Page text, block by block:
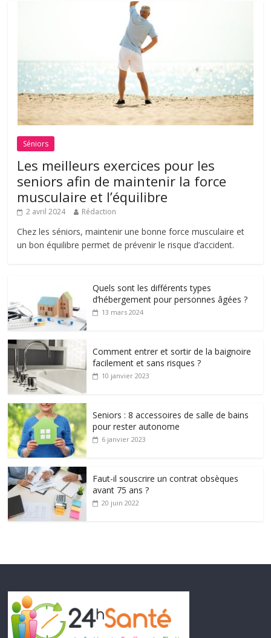
Séniors
Les meilleurs exercices pour les
seniors afin de maintenir la force
musculaire et l’équilibre
2 avril 2024 Rédaction
Chez les séniors, maintenir une bonne force musculaire et
un bon équilibre permet de prévenir le risque d’accident.
Quels sont les différents types
d’hébergement pour personnes âgées ?
13 mars 2024
Comment entrer et sortir de la baignoire
facilement et sans risques ?
10 janvier 2023
Seniors : 8 accessoires de salle de bains
pour rester autonome
6 janvier 2023
Faut-il souscrire un contrat obsèques
avant 75 ans ?
20 juin 2022